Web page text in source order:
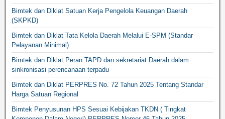
Bimtek dan Diklat Satuan Kerja Pengelola Keuangan Daerah
(SKPKD)
Bimtek dan Diklat Tata Kelola Daerah Melalui E-SPM (Standar
Pelayanan Minimal)
Bimtek dan Diklat Peran TAPD dan sekretariat Daerah dalam
sinkronisasi perencanaan terpadu
Bimtek dan Diklat PERPRES No. 72 Tahun 2025 Tentang Standar
Harga Satuan Regional
Bimtek Penyusunan HPS Sesuai Kebijakan TKDN ( Tingkat